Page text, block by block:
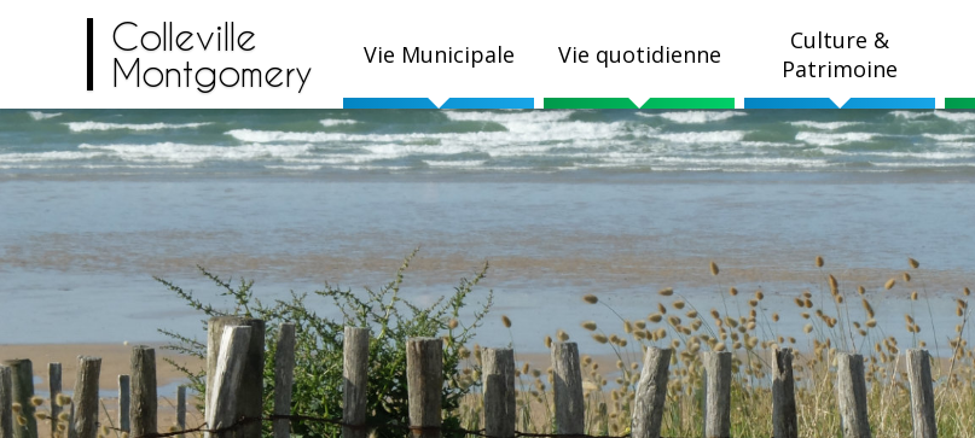
Colleville
Montgomery
Vie Municipale Vie quotidienne
Culture &
Patrimoine